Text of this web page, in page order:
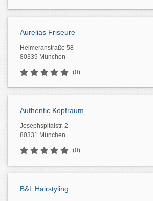
Aurelias Friseure
Heimeranstraße 58
80339 München
(0)
Authentic Kopfraum
Josephspitalstr. 2
80331 München
(0)
B&L Hairstyling